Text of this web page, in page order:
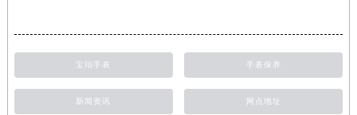
宝珀手表 手表保养
新闻资讯 网点地址